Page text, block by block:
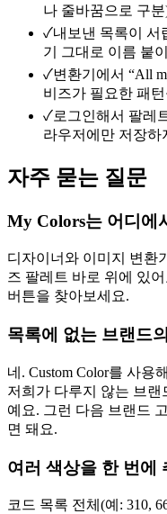
나 줄바꿈으로 구
✓내보낸 목록이 서
기 그대로 이름 붙
✓변환기에서 “All
비즈가 필요한 패
✓로그인해서 팔레
라우저에만 저장하
자주 묻는 질문
My Colors는 어디에
디자이너와 이미지 변환
즈 팔레트 바로 위에 있어
버튼을 찾아보세요.
목록에 없는 브랜드
네. Custom Color를 사용
저희가 다루지 않는 브랜
예요. 그런 다음 브랜드
면 돼요.
여러 색상을 한 번에
코드 목록 전체(예: 310,